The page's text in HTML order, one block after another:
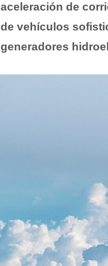
aceleración de
de vehículos
generadores